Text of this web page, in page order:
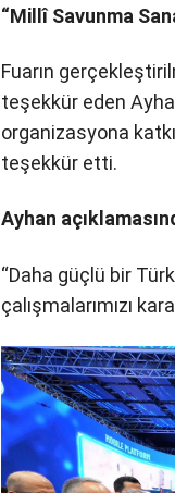
“Millî Savunma
Fuarın
teşekkür eden
organizasyona
teşekkür etti.
Ayhan
“Daha güçlü bir
çalışmalarımızı